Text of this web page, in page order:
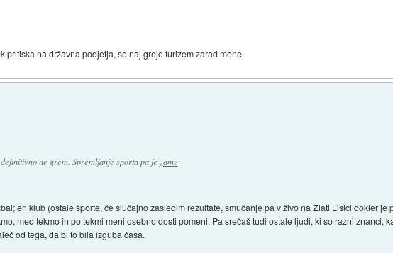
pritiska na državna podjetja, se naj grejo turizem zarad mene.
ne grem. Spremljanje sporta pa je zame
en klub (ostale športe, če slučajno zasledim rezultate, smučanje pa v živo na Zlati Lisici dokler je
med tekmo in po tekmi meni osebno dosti pomeni. Pa srečaš tudi ostale ljudi, ki so razni znanci,
od tega, da bi to bila izguba časa.